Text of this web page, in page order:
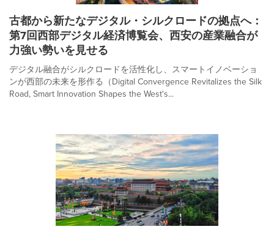
古都から新たなデジタル・シルクロードの拠点へ：
第7回西部デジタル経済博覧会、西安の産業融合が
力強い勢いを見せる
デジタル融合がシルクロードを活性化し、スマートイノベーショ
ンが西部の未来を形作る（Digital Convergence Revitalizes the Silk
Road, Smart Innovation Shapes the West's...